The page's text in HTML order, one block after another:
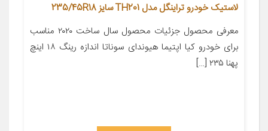
لاستیک خودرو تراینگل مدل TH201 سایز 235/45R18
معرفی محصول جزئیات محصول سال ساخت ۲۰۲۰ مناسب
برای خودرو کیا اپتیما هیوندای سوناتا اندازه رینگ ۱۸ اینچ
پهنا ۲۳۵ […]